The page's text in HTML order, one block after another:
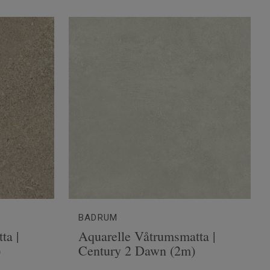
|
BADRUM
Aquarelle Våtrumsmatta |
Century 2 Dawn (2m)